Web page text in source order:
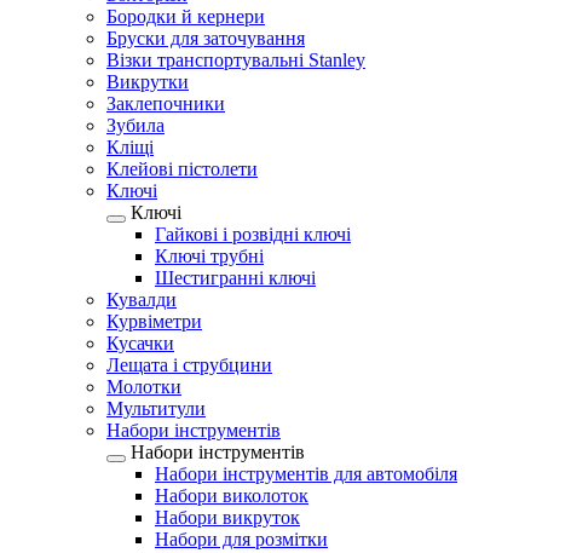
Бородки й кернери
Бруски для заточування
Візки транспортувальні Stanley
Викрутки
Заклепочники
Зубила
Кліщі
Клейові пістолети
Ключі
Ключі
Гайкові і розвідні ключі
Ключі трубні
Шестигранні ключі
Кувалди
Курвіметри
Кусачки
Лещата і струбцини
Молотки
Мультитули
Набори інструментів
Набори інструментів
Набори інструментів для автомобіля
Набори виколоток
Набори викруток
Набори для розмітки